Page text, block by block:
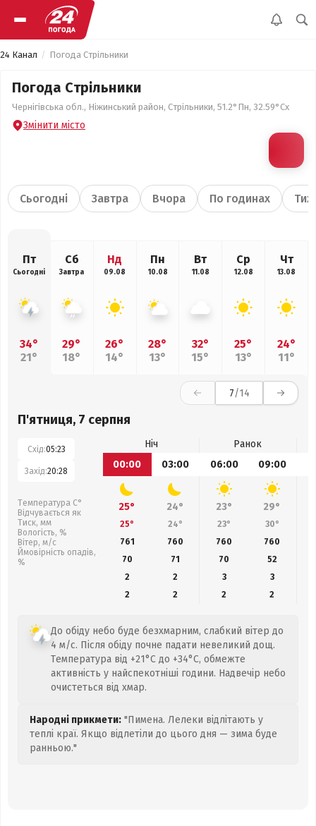
24 Канал Погода Стрільники
Погода Стрільники
Чернігівська обл., Ніжинський район, Стрільники, 51.2°Пн, 32.59°Сх
Змінити місто
Сьогодні Завтра Вчора По годинах
Пт
Сьогодні
34°
21°
Сб
Завтра
29°
18°
Нд
09.08
26°
14°
Пн
10.08
28°
13°
Вт
11.08
32°
15°
Ср
12.08
25°
13°
Чт
13.08
24°
11°
7/14
П'ятниця, 7 серпня
Схід:05:23
Захід:20:28
Температура С°
Відчувається як
Тиск, мм
Вологість, %
Вітер, м/с
Ймовірність опадів,
%
Ніч
Ранок
00:00
03:00 06:00 09:00
25° 24° 23° 29°
25° 24° 23° 30°
761
760 760 760
70
71 70 52
2
2 3
3
2
2 2 2
До обіду небо буде безхмарним, слабкий вітер до
4 м/с. Після обіду почне падати невеликий дощ.
Температура від +21°C до +34°C, обмежте
активність у найспекотніші години. Надвечір небо
очистеться від хмар.
Народні прикмети: "Пимена. Лелеки відлітають у
теплі краї. Якщо відлетіли до цього дня — зима буде
ранньою."